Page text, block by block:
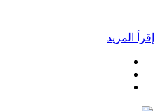
إقرأ المزيد